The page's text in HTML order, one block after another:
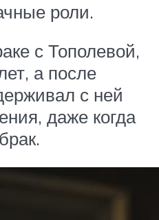
роли.
с Тополевой,
а после
с ней
даже когда